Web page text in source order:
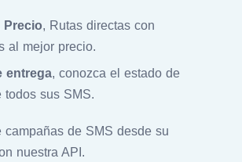
Precio, Rutas directas con
al mejor precio.
entrega, conozca el estado de
todos sus SMS.
campañas de SMS desde su
nuestra API.